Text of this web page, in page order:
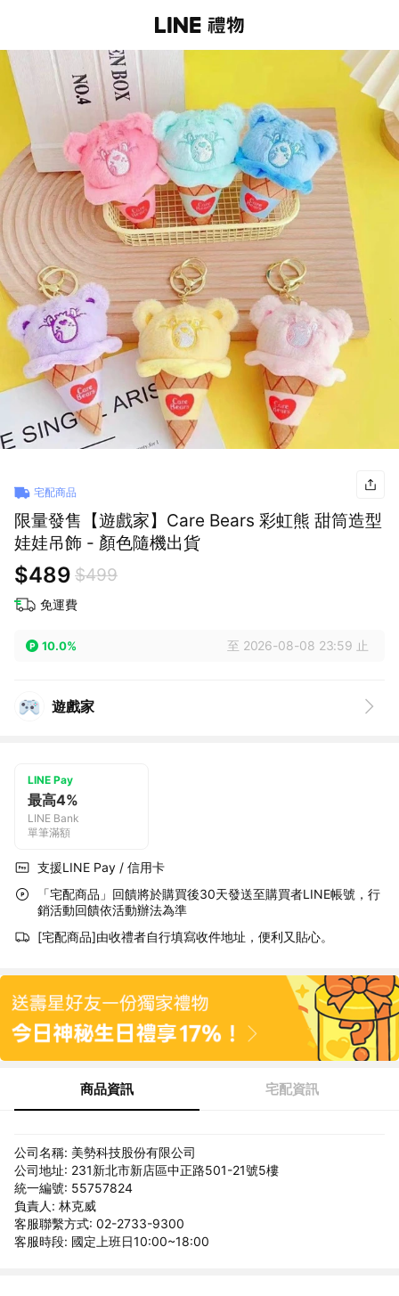
宅配商品
限量發售【遊戲家】Care Bears 彩虹熊 甜筒造型
娃娃吊飾 - 顏色隨機出貨
$489 $499
免運費
10.0% 至 2026-08-08 23:59 止
遊戲家
LINE Pay
最高4%
LINE Bank
單筆滿額
支援LINE Pay / 信用卡
「宅配商品」回饋將於購買後30天發送至購買者LINE帳號，行
銷活動回饋依活動辦法為準
[宅配商品]由收禮者自行填寫收件地址，便利又貼心。
商品資訊 宅配資訊
公司名稱: 美勢科技股份有限公司
公司地址: 231新北市新店區中正路501-21號5樓
統一編號: 55757824
負責人: 林克威
客服聯繫方式: 02-2733-9300
客服時段: 國定上班日10:00~18:00